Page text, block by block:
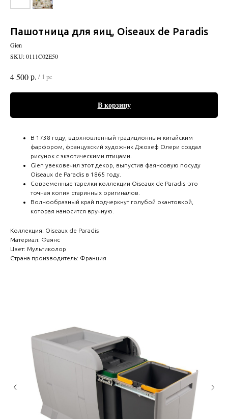
Пашотница для яиц, Oiseaux de Paradis
Gien
SKU:0111C02E50
4 500р. / 1 pc
В корзину
В 1738 году, вдохновленный традиционным китайским
фарфором, французский художник Джозеф Олери создал
рисунок с экзотическими птицами.
Gien увековечил этот декор, выпустив фаянсовую посуду
Oiseaux de Paradis в 1865 году.
Современные тарелки коллекции Oiseaux de Paradis -это
точная копия старинных оригиналов.
Волнообразный край подчеркнут голубой окантовкой,
которая наносится вручную.
Коллекция: Oiseaux de Paradis
Материал: Фаянс
Цвет: Мультиколор
Страна производитель: Франция